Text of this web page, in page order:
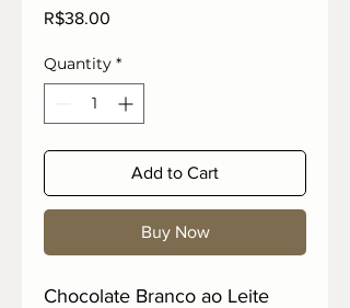
R$38.00
Quantity *
Add to Cart
Buy Now
Chocolate Branco ao Leite